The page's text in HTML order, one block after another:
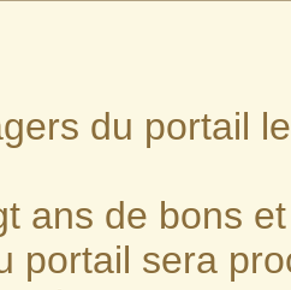
du portail
ans de bons
portail sera